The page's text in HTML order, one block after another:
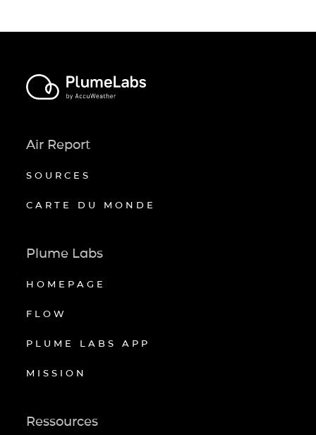
Air Report
SOURCES
CARTE DU MONDE
Plume Labs
HOMEPAGE
FLOW
PLUME LABS APP
MISSION
Ressources